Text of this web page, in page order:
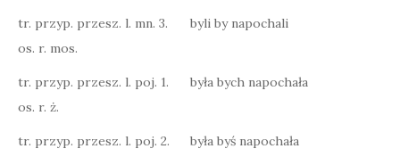
tr. przyp. przesz. l. mn. 3.
os. r. mos.
byli by napochali
tr. przyp. przesz. l. poj. 1.
os. r. ż.
była bych napochała
tr. przyp. przesz. l. poj. 2.
była byś napochała